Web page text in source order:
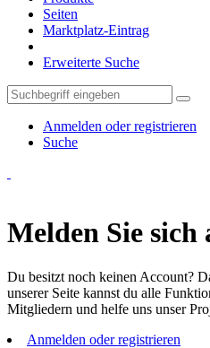
Seiten
Marktplatz-Eintrag
Erweiterte Suche
Anmelden oder registrieren
Suche
Melden Sie sich
Du besitzt noch keinen Account?
unserer Seite kannst du alle
Mitgliedern und helfe uns unser
Anmelden oder registrieren